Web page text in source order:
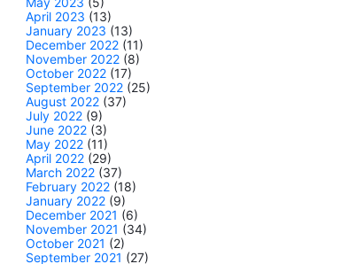
April 2023 (13)
January 2023 (13)
December 2022 (11)
November 2022 (8)
October 2022 (17)
September 2022 (25)
August 2022 (37)
July 2022 (9)
June 2022 (3)
May 2022 (11)
April 2022 (29)
March 2022 (37)
February 2022 (18)
January 2022 (9)
December 2021 (6)
November 2021 (34)
October 2021 (2)
September 2021 (27)